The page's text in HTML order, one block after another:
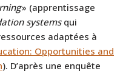
» (apprentissage
systemsqui
adaptées à
Opportunities and
). D’après une enquête